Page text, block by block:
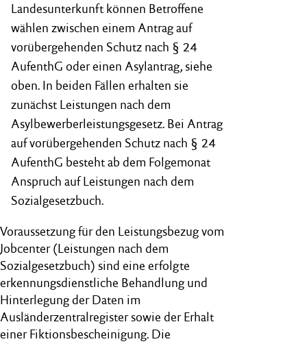
Landesunterkunft können Betroffene
wählen zwischen einem Antrag auf
vorübergehenden Schutz nach § 24
AufenthG oder einen Asylantrag, siehe
oben. In beiden Fällen erhalten sie
zunächst Leistungen nach dem
Asylbewerberleistungsgesetz. Bei Antrag
auf vorübergehenden Schutz nach § 24
AufenthG besteht ab dem Folgemonat
Anspruch auf Leistungen nach dem
Sozialgesetzbuch.
Voraussetzung für den Leistungsbezug vom
Jobcenter (Leistungen nach dem
Sozialgesetzbuch) sind eine erfolgte
erkennungsdienstliche Behandlung und
Hinterlegung der Daten im
Ausländerzentralregister sowie der Erhalt
einer Fiktionsbescheinigung. Die